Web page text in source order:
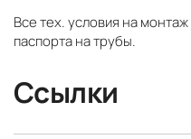
Все тех. условия на
паспорта на трубы.
Ссылки